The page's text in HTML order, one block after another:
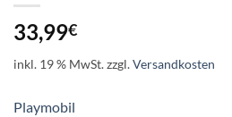
33,99€
inkl. 19 % MwSt.zzgl.Versandkosten
Playmobil